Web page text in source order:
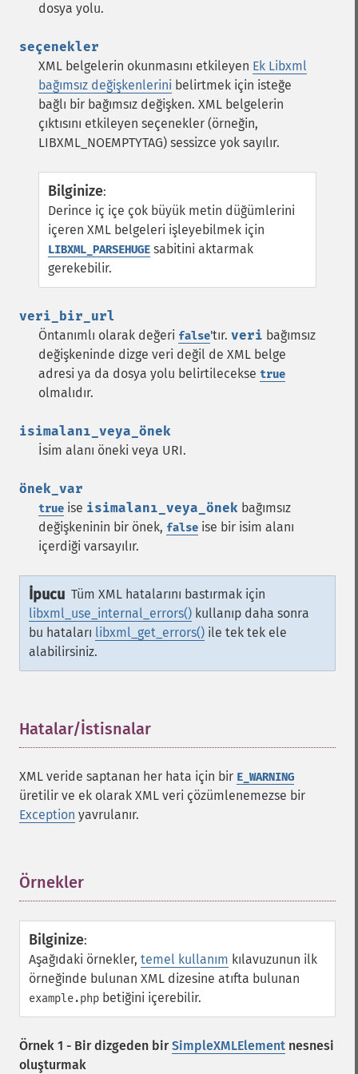
dosya yolu.
seçenekler
XML belgelerin okunmasını etkileyen Ek Libxml
bağımsız değişkenlerini belirtmek için isteğe
bağlı bir bağımsız değişken. XML belgelerin
çıktısını etkileyen seçenekler (örneğin,
LIBXML_NOEMPTYTAG) sessizce yok sayılır.
Bilginize:
Derince iç içe çok büyük metin düğümlerini
içeren XML belgeleri işleyebilmek için
LIBXML_PARSEHUGE sabitini aktarmak
gerekebilir.
veri_bir_url
Öntanımlı olarak değeri false'tır. veri bağımsız
değişkeninde dizge veri değil de XML belge
adresi ya da dosya yolu belirtilecekse true
olmalıdır.
isimalanı_veya_önek
İsim alanı öneki veya URI.
önek_var
true ise isimalanı_veya_önek bağımsız
değişkeninin bir önek, false ise bir isim alanı
içerdiği varsayılır.
İpucu Tüm XML hatalarını bastırmak için
libxml_use_internal_errors() kullanıp daha sonra
bu hataları libxml_get_errors() ile tek tek ele
alabilirsiniz.
Hatalar/İstisnalar
XML veride saptanan her hata için bir E_WARNING
üretilir ve ek olarak XML veri çözümlenemezse bir
Exception yavrulanır.
Örnekler
Bilginize:
Aşağıdaki örnekler, temel kullanım kılavuzunun ilk
örneğinde bulunan XML dizesine atıfta bulunan
example.php betiğini içerebilir.
Örnek 1 - Bir dizgeden birSimpleXMLElement nesnesi
oluşturmak